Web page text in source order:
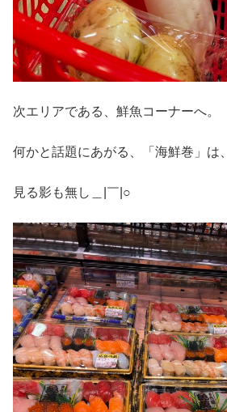
次エリアである、鮮魚コーナーへ。
何かと話題にあがる、「海鮮巻」は、
見る影も無し＿|￣|○